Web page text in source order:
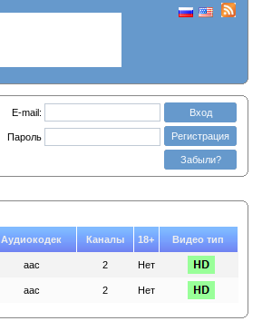
E-mail: Вход
Пароль Регистрация
Забыли?
Аудиокодек Каналы 18+ Видео тип
aac 2 Нет
aac 2 Нет